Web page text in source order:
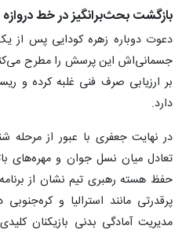
بازگشت بحث‌برانگیز در خط دروازه
دعوت دوباره زهره کودایی پس از
جسمانی‌اش این پرسش را مطرح می‌کند
بر ارزیابی صرف فنی غلبه کرده و
دارد.
در نهایت جعفری با عبور از مرحله
تعادل میان نسل جوان و مهره‌های
حفظ هسته رهبری تیم نشان از
پرقدرتی مانند استرالیا و
مدیریت آمادگی بدنی بازیکنان